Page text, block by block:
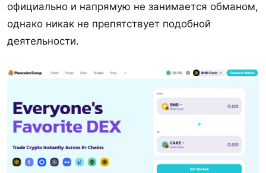
официально и напрямую не занимается обманом,
однако никак не препятствует подобной
деятельности.